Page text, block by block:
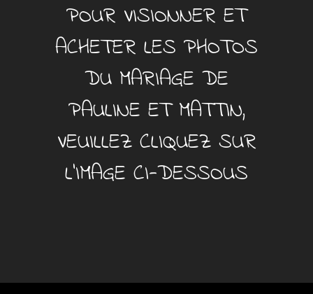
POUR VISIONNER ET
ACHETER LES PHOTOS
DU MARIAGE DE
PAULINE ET MATTIN,
VEUILLEZ CLIQUEZ SUR
L’IMAGE CI-DESSOUS